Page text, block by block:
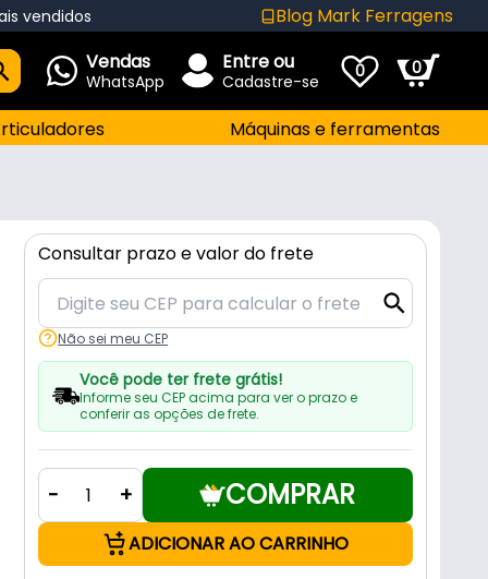
vendidos Blog Mark Ferragens
Vendas
WhatsApp
Entre ou
Cadastre-se 0 0
Máquinas e ferramentas
Consultar prazo e valor do frete
Não sei meu CEP
Você pode ter frete grátis!
Informe seu CEP acima para ver o prazo e
conferir as opções de frete.
- + COMPRAR
ADICIONAR AO CARRINHO